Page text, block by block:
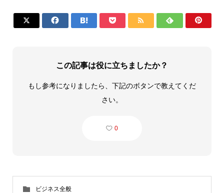
      
この記事は役に立ちましたか？
もし参考になりましたら、下記のボタンで教えてくだ
さい。
0
ビジネス全般